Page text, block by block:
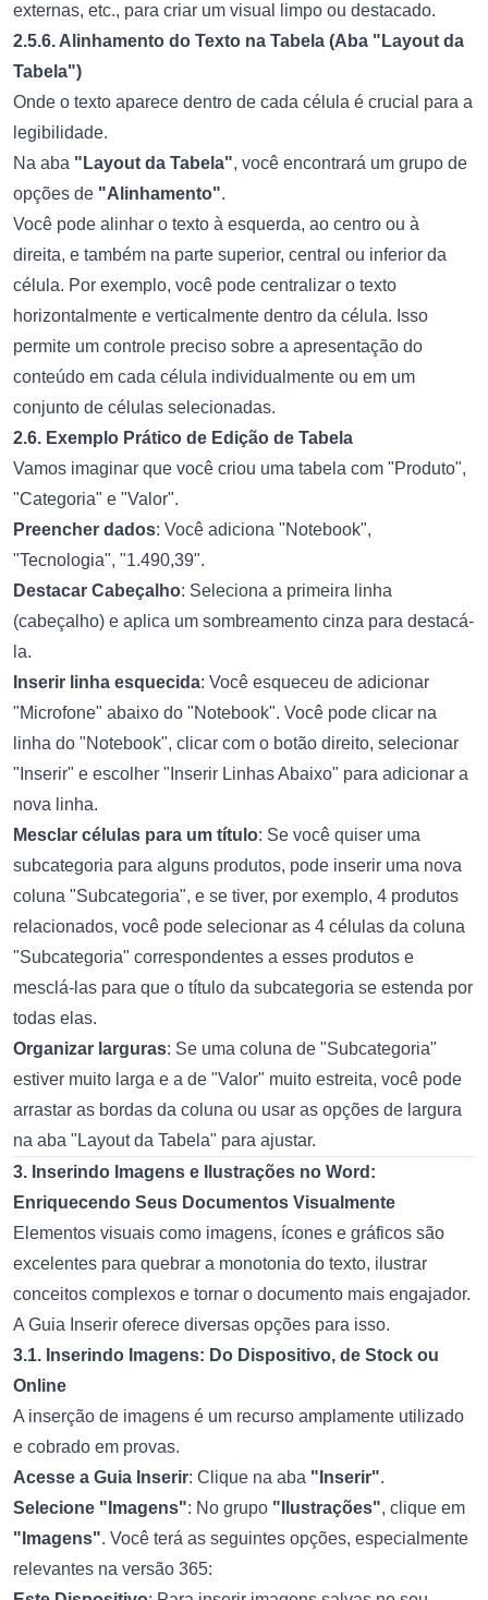
externas, etc., para criar um visual limpo ou destacado.
2.5.6. Alinhamento do Texto na Tabela (Aba "Layout da
Tabela")
Onde o texto aparece dentro de cada célula é crucial para a
legibilidade.
Na aba "Layout da Tabela", você encontrará um grupo de
opções de "Alinhamento".
Você pode alinhar o texto à esquerda, ao centro ou à
direita, e também na parte superior, central ou inferior da
célula. Por exemplo, você pode centralizar o texto
horizontalmente e verticalmente dentro da célula. Isso
permite um controle preciso sobre a apresentação do
conteúdo em cada célula individualmente ou em um
conjunto de células selecionadas.
2.6. Exemplo Prático de Edição de Tabela
Vamos imaginar que você criou uma tabela com "Produto",
"Categoria" e "Valor".
Preencher dados: Você adiciona "Notebook",
"Tecnologia", "1.490,39".
Destacar Cabeçalho: Seleciona a primeira linha
(cabeçalho) e aplica um sombreamento cinza para destacá-
la.
Inserir linha esquecida: Você esqueceu de adicionar
"Microfone" abaixo do "Notebook". Você pode clicar na
linha do "Notebook", clicar com o botão direito, selecionar
"Inserir" e escolher "Inserir Linhas Abaixo" para adicionar a
nova linha.
Mesclar células para um título: Se você quiser uma
subcategoria para alguns produtos, pode inserir uma nova
coluna "Subcategoria", e se tiver, por exemplo, 4 produtos
relacionados, você pode selecionar as 4 células da coluna
"Subcategoria" correspondentes a esses produtos e
mesclá-las para que o título da subcategoria se estenda por
todas elas.
Organizar larguras: Se uma coluna de "Subcategoria"
estiver muito larga e a de "Valor" muito estreita, você pode
arrastar as bordas da coluna ou usar as opções de largura
na aba "Layout da Tabela" para ajustar.
3. Inserindo Imagens e Ilustrações no Word:
Enriquecendo Seus Documentos Visualmente
Elementos visuais como imagens, ícones e gráficos são
excelentes para quebrar a monotonia do texto, ilustrar
conceitos complexos e tornar o documento mais engajador.
A Guia Inserir oferece diversas opções para isso.
3.1. Inserindo Imagens: Do Dispositivo, de Stock ou
Online
A inserção de imagens é um recurso amplamente utilizado
e cobrado em provas.
Acesse a Guia Inserir: Clique na aba "Inserir".
Selecione "Imagens": No grupo "Ilustrações", clique em
"Imagens". Você terá as seguintes opções, especialmente
relevantes na versão 365: